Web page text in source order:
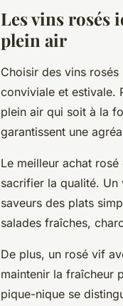
Les vins rosés
plein air
Choisir des vins
conviviale et estivale.
plein air qui soit à la
garantissent une
Le meilleur achat
sacrifier la qualité.
saveurs des plats
salades fraîches,
De plus, un rosé vif
maintenir la fraîcheur
pique-nique se